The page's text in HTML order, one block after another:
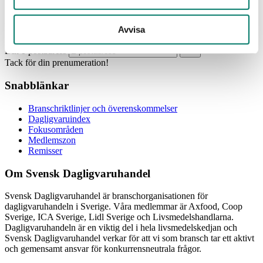
Avvisa
Din e-postadress
Tack för din prenumeration!
Snabblänkar
Branschriktlinjer och överenskommelser
Dagligvaruindex
Fokusområden
Medlemszon
Remisser
Om Svensk Dagligvaruhandel
Svensk Dagligvaruhandel är branschorganisationen för
dagligvaruhandeln i Sverige. Våra medlemmar är Axfood, Coop
Sverige, ICA Sverige, Lidl Sverige och Livsmedelshandlarna.
Dagligvaruhandeln är en viktig del i hela livsmedelskedjan och
Svensk Dagligvaruhandel verkar för att vi som bransch tar ett aktivt
och gemensamt ansvar för konkurrensneutrala frågor.